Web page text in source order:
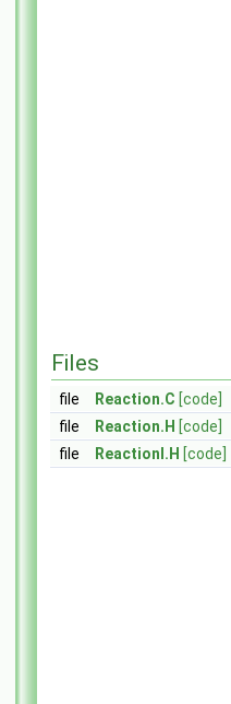
Files
file Reaction.C [code]
file
Reaction.H [code]
file
ReactionI.H [code]